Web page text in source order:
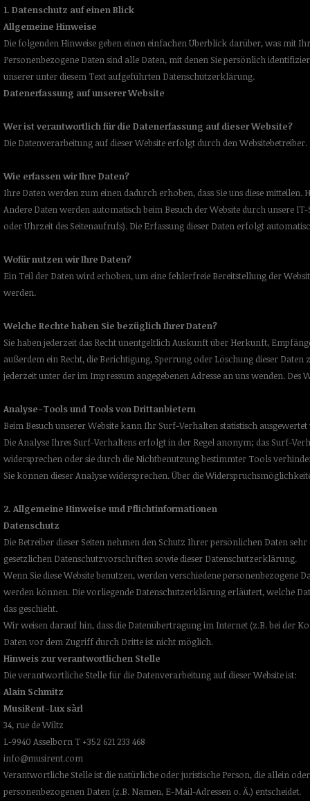
1. Datenschutz auf einen Blick
Allgemeine Hinweise
Die folgenden Hinweise geben einen einfachen Überblick darüber, was mit
Personenbezogene Daten sind alle Daten, mit denen Sie persönlich
unserer unter diesem Text aufgeführten Datenschutzerklärung.
Datenerfassung auf unserer Website
Wer ist verantwortlich für die Datenerfassung auf dieser Website?
Die Datenverarbeitung auf dieser Website erfolgt durch den
Wie erfassen wir Ihre Daten?
Ihre Daten werden zum einen dadurch erhoben, dass Sie uns diese
Andere Daten werden automatisch beim Besuch der Website durch unsere
oder Uhrzeit des Seitenaufrufs). Die Erfassung dieser Daten erfolgt
Wofür nutzen wir Ihre Daten?
Ein Teil der Daten wird erhoben, um eine fehlerfreie Bereitstellung der
werden.
Welche Rechte haben Sie bezüglich Ihrer Daten?
Sie haben jederzeit das Recht unentgeltlich Auskunft über Herkunft,
außerdem ein Recht, die Berichtigung, Sperrung oder Löschung dieser
jederzeit unter der im Impressum angegebenen Adresse an uns wenden.
Analyse-Tools und Tools von Drittanbietern
Beim Besuch unserer Website kann Ihr Surf-Verhalten statistisch
Die Analyse Ihres Surf-Verhaltens erfolgt in der Regel anonym; das Surf-
widersprechen oder sie durch die Nichtbenutzung bestimmter Tools
Sie können dieser Analyse widersprechen. Über die
2. Allgemeine Hinweise und Pflichtinformationen
Datenschutz
Die Betreiber dieser Seiten nehmen den Schutz Ihrer persönlichen Daten
gesetzlichen Datenschutzvorschriften sowie dieser Datenschutzerklärung.
Wenn Sie diese Website benutzen, werden verschiedene
werden können. Die vorliegende Datenschutzerklärung erläutert, welche
das geschieht.
Wir weisen darauf hin, dass die Datenübertragung im Internet (z.B. bei der
Daten vor dem Zugriff durch Dritte ist nicht möglich.
Hinweis zur verantwortlichen Stelle
Die verantwortliche Stelle für die Datenverarbeitung auf dieser Website ist:
Alain Schmitz
MusiRent-Lux sàrl
34, rue de Wiltz
L-9940 Asselborn T +352 621 233 468
info@musirent.com
Verantwortliche Stelle ist die natürliche oder juristische Person, die allein
personenbezogenen Daten (z.B. Namen, E-Mail-Adressen o. Ä.) entscheidet.